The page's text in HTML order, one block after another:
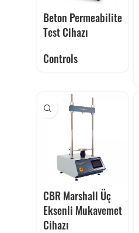
Beton Permeabilite
Test Cihazı
Controls
CBR Marshall Üç
Eksenli Mukavemet
Cihazı